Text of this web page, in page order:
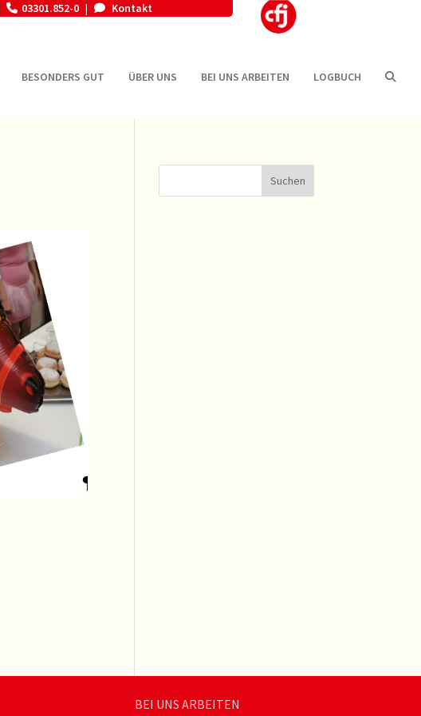
03301.852-0 | Kontakt
BESONDERS GUT ÜBER UNS BEI UNS ARBEITEN LOGBUCH
BEI UNS ARBEITEN